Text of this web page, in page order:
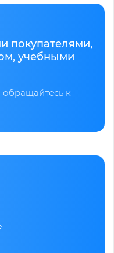
покупателями,
учебными
к